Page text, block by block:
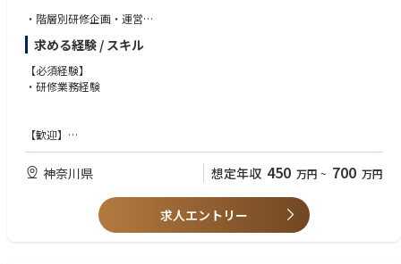
ております。そのため、特定の領域だけを担当することはなく、幅広い業
務を経験することができます。ご経験を積んだ後は、リーダーや管理職と
いったマネジメントクラスを目指していただくことも可能です。
【仕事のやりがい、魅力】
きます
・ボトムアップで仕事ができる環境が整っています
・キャリア採用入社の方も馴染みやすい環境で業務をすることができま
す。
・階層別研修企画・運営
・新入社員教育
・法定資格管理
・エンジケージメント施策等企画運営
・1on1制度運営等
商用車シェア8割を有するいすゞ自動車を含め、各社に私たちの技術が用
商用車でも電動化の加速が大きく見込まれる中、弊社の『e-Axle』の引き
合いが増えております。
いすゞ自動車グループのTier1メーカーとして、今後も電動車両向け事業の
拡大やカーボンニュートラルへの対応を取り組んで参ります。
求める経験 / スキル
【必須経験】
・研修業務経験
【歓迎】
・新入社員教育経験
・エンジケージメント施策等企画運営
・法定資格管理経験
神奈川県 想定年収 450 万円 ~ 700 万円
求人エントリー